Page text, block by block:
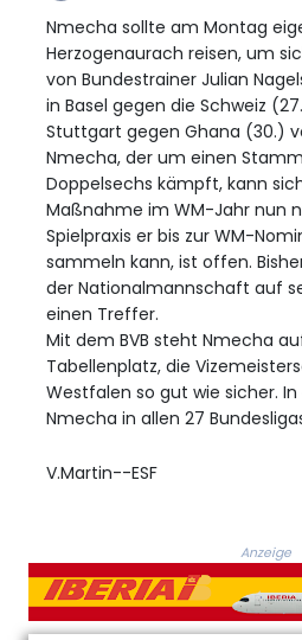
Nmecha sollte am Montag
Herzogenaurach reisen, um
von Bundestrainer Julian
in Basel gegen die Schweiz
Stuttgart gegen Ghana (30.)
Nmecha, der um einen
Doppelsechs kämpft, kann
Maßnahme im WM-Jahr nun
Spielpraxis er bis zur WM-
sammeln kann, ist offen.
der Nationalmannschaft auf
einen Treffer.
Mit dem BVB steht Nmecha
Tabellenplatz, die
Westfalen so gut wie sicher.
Nmecha in allen 27
V.Martin--ESF
Anzeige